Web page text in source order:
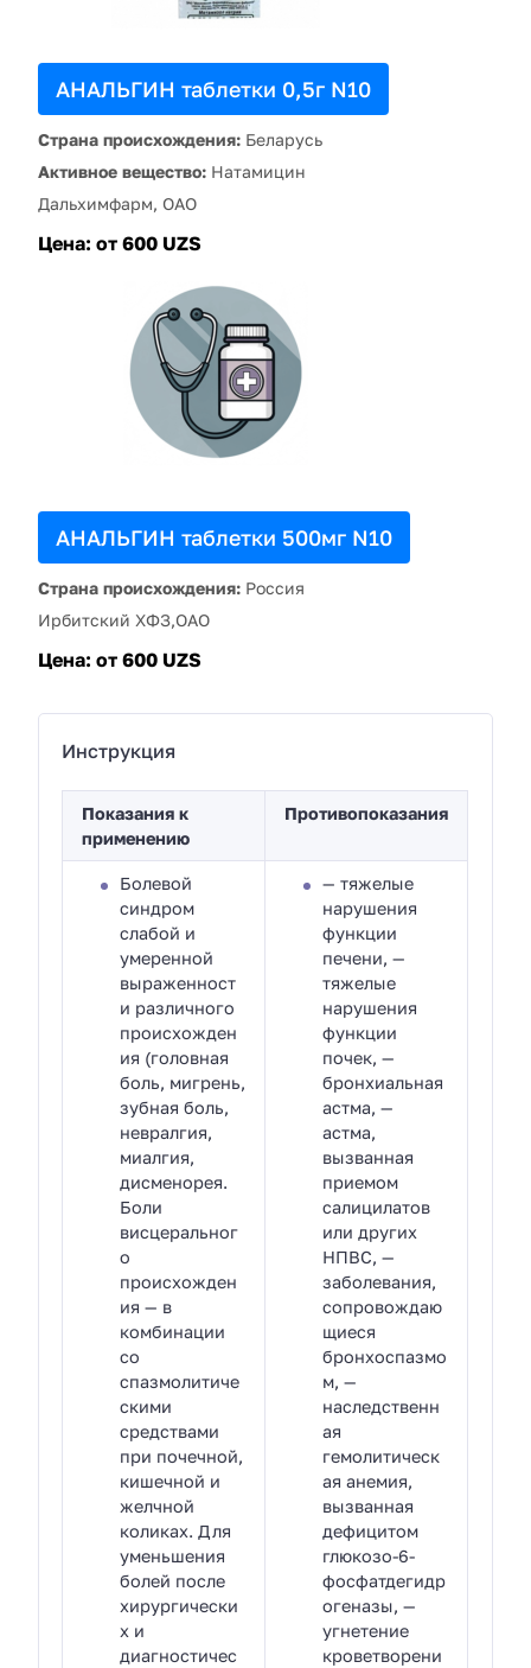
АНАЛЬГИН таблетки 0,5г N10
Страна происхождения: Беларусь
Активное вещество: Натамицин
Дальхимфарм, ОАО
Цена: от 600 UZS
АНАЛЬГИН таблетки 500мг N10
Страна происхождения: Россия
Ирбитский ХФЗ,ОАО
Цена: от 600 UZS
Инструкция
Показания к
применению
Противопоказания
Болевой
синдром
слабой и
умеренной
выраженност
и различного
происхожден
ия (головная
боль, мигрень,
зубная боль,
невралгия,
миалгия,
дисменорея.
Боли
висцеральног
о
происхожден
ия — в
комбинации
со
спазмолитиче
скими
средствами
при почечной,
кишечной и
желчной
коликах. Для
уменьшения
болей после
хирургически
х и
диагностичес
— тяжелые
нарушения
функции
печени, —
тяжелые
нарушения
функции
почек, —
бронхиальная
астма, —
астма,
вызванная
приемом
салицилатов
или других
НПВС, —
заболевания,
сопровождаю
щиеся
бронхоспазмо
м, —
наследственн
ая
гемолитическ
ая анемия,
вызванная
дефицитом
глюкозо-6-
фосфатдегидр
огеназы, —
угнетение
кроветворени